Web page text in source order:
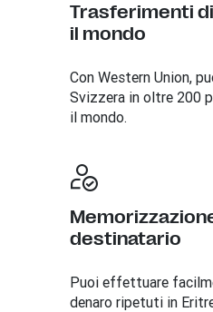
Trasferimenti
il mondo
Con Western Union,
Svizzera in oltre 200
il mondo.
destinatario
Puoi effettuare
denaro ripetuti in